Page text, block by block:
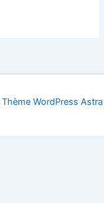
Thème WordPress Astra